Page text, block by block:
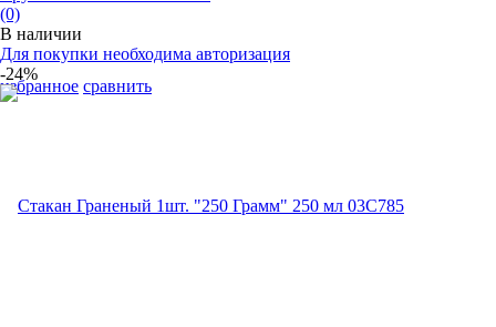
избранное сравнить
(0)
В наличии
Для покупки необходима авторизация
-24%